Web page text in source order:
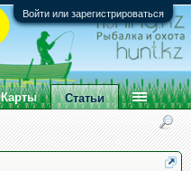
Войти или зарегистрироваться
Карты Статьи